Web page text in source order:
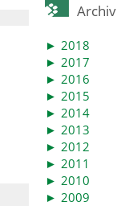
Archiv
► 2018
► 2017
► 2016
► 2015
► 2014
► 2013
► 2012
► 2011
► 2010
► 2009